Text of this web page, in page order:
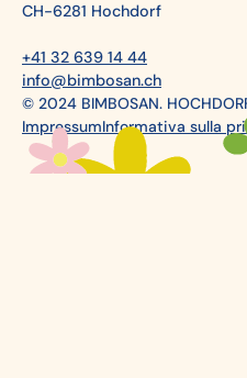
CH-6281 Hochdorf
+41 32 639 14 44
info@bimbosan.ch
© 2024 BIMBOSAN.
ImpressumInformativa sulla